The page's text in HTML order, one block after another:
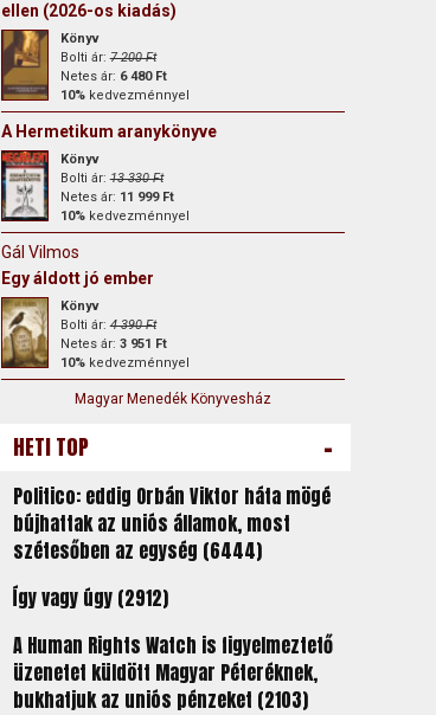
ellen (2026-os kiadás)
Könyv
Bolti ár:7 200 Ft
Netes ár: 6 480 Ft
10%kedvezménnyel
A Hermetikum aranykönyve
Könyv
Bolti ár:13 330 Ft
Netes ár: 11 999 Ft
10%kedvezménnyel
Gál Vilmos
Egy áldott jó ember
Könyv
Bolti ár:4 390 Ft
Netes ár: 3 951 Ft
10%kedvezménnyel
Magyar Menedék Könyvesház
HETI TOP -
Politico: eddig Orbán Viktor háta mögé
bújhattak az uniós államok, most
szétesőben az egység (6444)
Így vagy úgy (2912)
A Human Rights Watch is figyelmeztető
üzenetet küldött Magyar Péteréknek,
bukhatjuk az uniós pénzeket (2103)